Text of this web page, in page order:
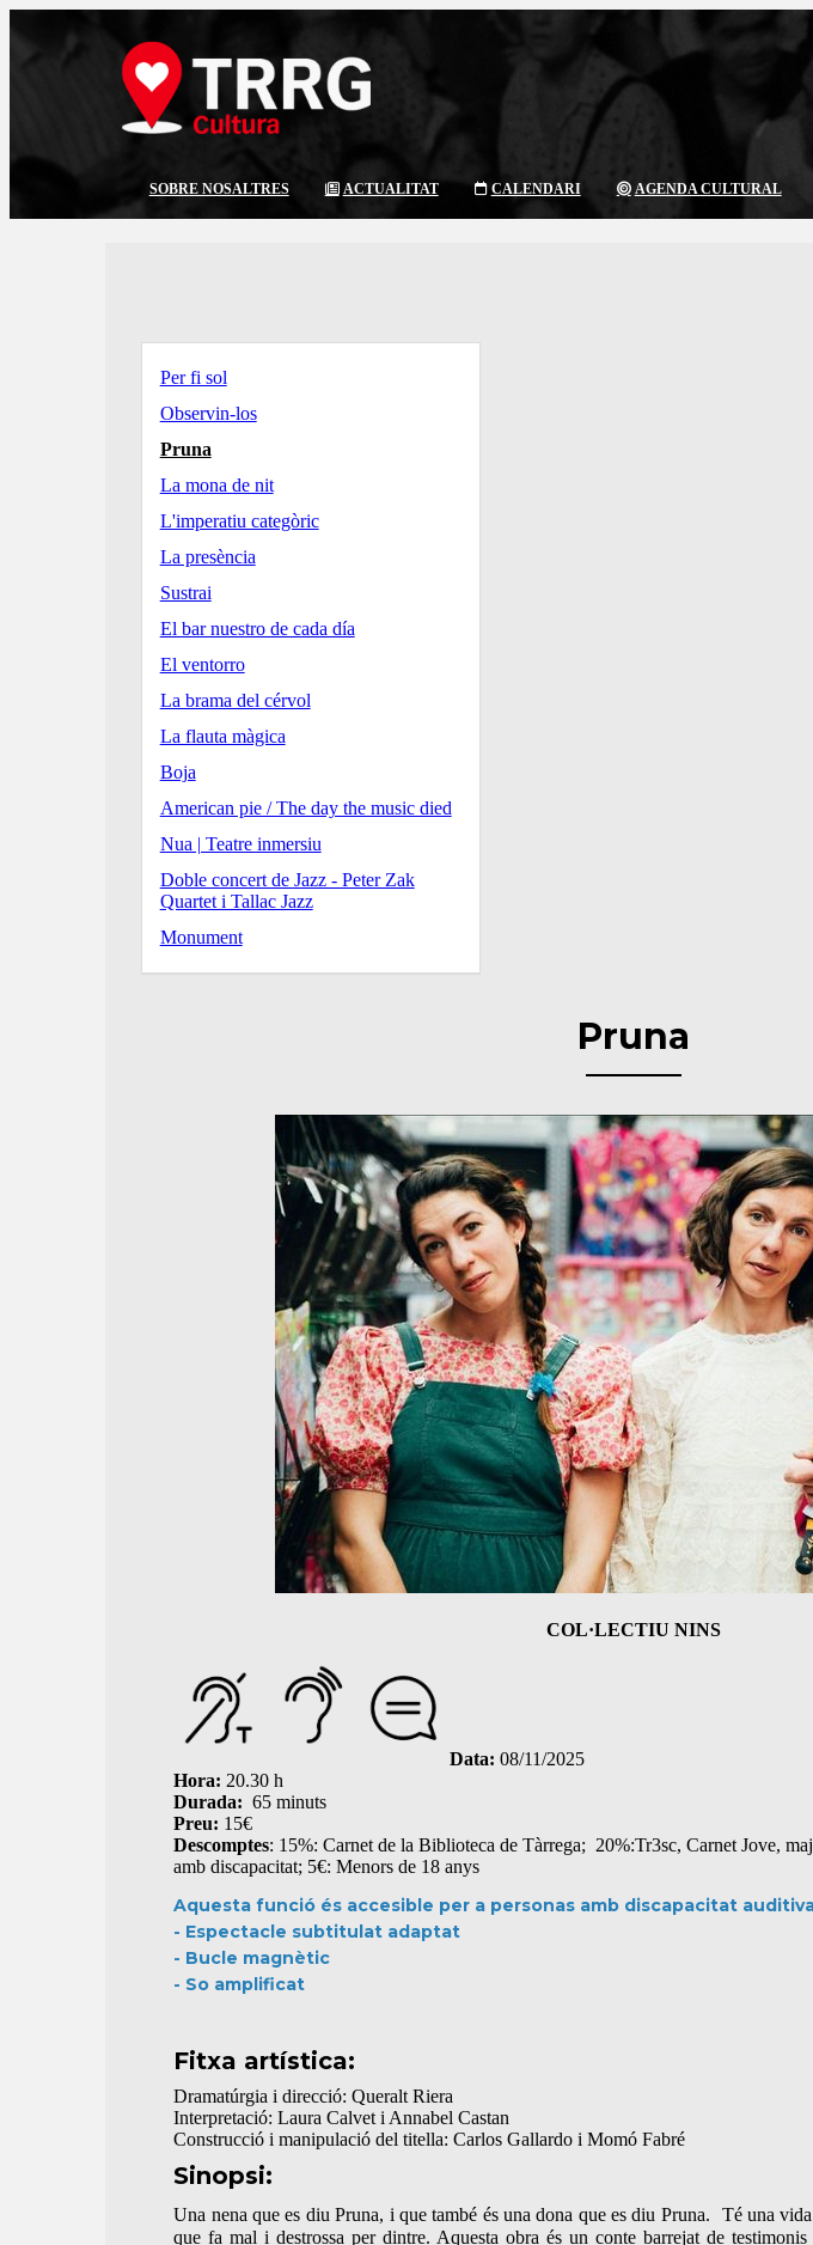
SOBRE NOSALTRES ACTUALITAT CALENDARI AGENDA CULTURAL
Per fi sol
Observin-los
Pruna
La mona de nit
L'imperatiu categòric
La presència
Sustrai
El bar nuestro de cada día
El ventorro
La brama del cérvol
La flauta màgica
Boja
American pie / The day the music died
Nua | Teatre inmersiu
Doble concert de Jazz - Peter Zak
Quartet i Tallac Jazz
Monument
Pruna
COL·LECTIU NINS
Data: 08/11/2025
Hora: 20.30 h
Durada: 65 minuts
Preu: 15€
Descomptes: 15%: Carnet de la Biblioteca de Tàrrega; 20%:Tr3sc, Carnet Jove,
amb discapacitat; 5€: Menors de 18 anys
Aquesta funció és accesible per a personas amb discapacitat
- Espectacle subtitulat adaptat
- Bucle magnètic
- So amplificat
Fitxa artística:
Dramatúrgia i direcció: Queralt Riera
Interpretació: Laura Calvet i Annabel Castan
Construcció i manipulació del titella: Carlos Gallardo i Momó Fabré
Sinopsi:
Una nena que es diu Pruna, i que també és una dona que es diu Pruna. Té una
que fa mal i destrossa per dintre. Aquesta obra és un conte barrejat de